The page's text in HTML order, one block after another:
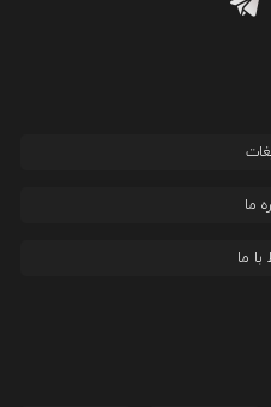
ما
با ما